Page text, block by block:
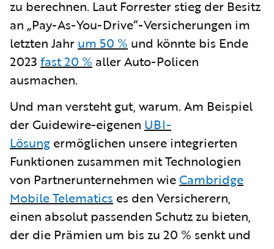
zu berechnen. Laut Forrester stieg der Besitz
an „Pay-As-You-Drive“-Versicherungen im
letzten Jahr um 50 % und könnte bis Ende
2023 fast 20 % aller Auto-Policen
ausmachen.
Und man versteht gut, warum. Am Beispiel
der Guidewire-eigenen UBI-
Lösung ermöglichen unsere integrierten
Funktionen zusammen mit Technologien
von Partnerunternehmen wieCambridge
Mobile Telematics es den Versicherern,
einen absolut passenden Schutz zu bieten,
der die Prämien um bis zu 20 % senkt und